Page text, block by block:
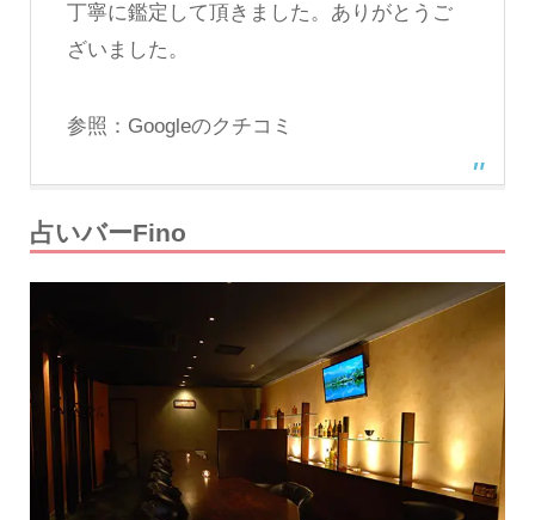
丁寧に鑑定して頂きました。ありがとうご
ざいました。
参照： Googleのクチコミ
占いバーFino